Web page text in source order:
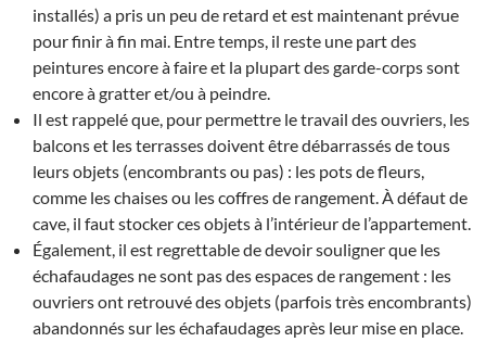
installés) a pris un peu de retard et est maintenant prévue
pour finir à fin mai. Entre temps, il reste une part des
peintures encore à faire et la plupart des garde-corps sont
encore à gratter et/ou à peindre.
Il est rappelé que, pour permettre le travail des ouvriers, les
balcons et les terrasses doivent être débarrassés de tous
leurs objets (encombrants ou pas) : les pots de fleurs,
comme les chaises ou les coffres de rangement. À défaut de
cave, il faut stocker ces objets à l’intérieur de l’appartement.
Également, il est regrettable de devoir souligner que les
échafaudages ne sont pas des espaces de rangement : les
ouvriers ont retrouvé des objets (parfois très encombrants)
abandonnés sur les échafaudages après leur mise en place.